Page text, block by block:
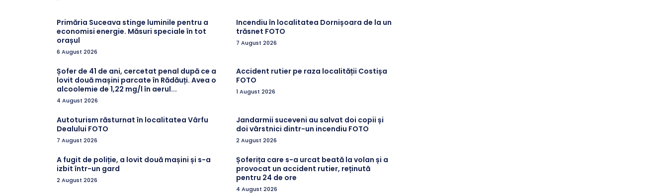
Primăria Suceava stinge luminile pentru a
economisi energie. Măsuri speciale în tot
orașul
6 August 2026
Incendiu în localitatea Dornișoara de la un
trăsnet FOTO
7 August 2026
Șofer de 41 de ani, cercetat penal după ce a
lovit două mașini parcate în Rădăuți. Avea o
alcoolemie de 1,22 mg/l în aerul...
4 August 2026
Accident rutier pe raza localității Costișa
FOTO
1 August 2026
Autoturism răsturnat în localitatea Vârfu
Dealului FOTO
7 August 2026
Jandarmii suceveni au salvat doi copii și
doi vârstnici dintr-un incendiu FOTO
2 August 2026
A fugit de poliție, a lovit două mașini și s-a
izbit într-un gard
2 August 2026
Șoferița care s-a urcat beată la volan și a
provocat un accident rutier, reținută
pentru 24 de ore
4 August 2026